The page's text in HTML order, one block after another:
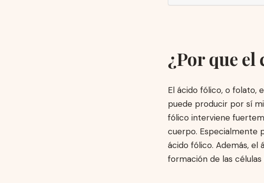
¿Por que el
El ácido fólico, o folato,
puede producir por sí
fólico interviene
cuerpo. Especialmente
ácido fólico. Además, el
formación de las células